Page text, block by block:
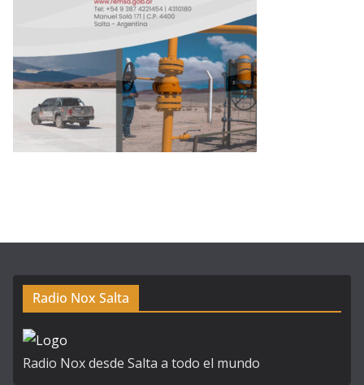
Radio Nox Salta
Radio Nox desde Salta a todo el mundo